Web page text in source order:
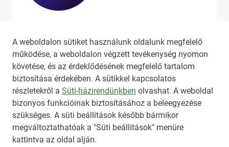
A weboldalon sütiket használunk oldalunk megfelelő
működése, a weboldalon végzett tevékenység nyomon
követése, és az érdeklődésének megfelelő tartalom
biztosítása érdekében. A sütikkel kapcsolatos
részletekről a Süti-házirendünkben olvashat. A weboldal
bizonyos funkcióinak biztosításához a beleegyezése
szükséges. A süti beállítások később bármikor
megváltoztathatóak a "Süti beállítások" menüre
kattintva az oldal alján.
látni, látogassa meg ahirado.hu
oldalát!
HIRADO.HU MEDIAKLIKK.HU
M4SPORT.HU NEMZETISPORT.HU